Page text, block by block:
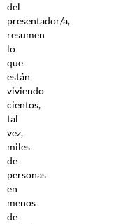
del
presentador/a,
resumen
lo
que
están
viviendo
cientos,
tal
vez,
miles
de
personas
en
menos
de